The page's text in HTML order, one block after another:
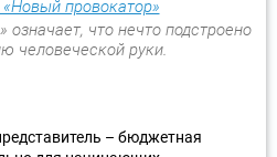
означает, что нечто подстроено
человеческой руки.
– бюджетная